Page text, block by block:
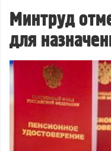
Минтруд
для